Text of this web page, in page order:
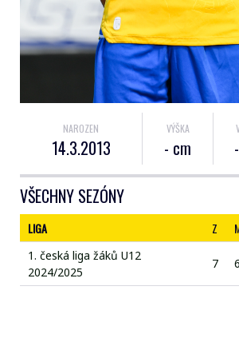
NAROZEN
14.3.2013
VÝŠKA
- cm
VŠECHNY SEZÓNY
LIGA Z
1. česká liga žáků U12
2024/2025
7